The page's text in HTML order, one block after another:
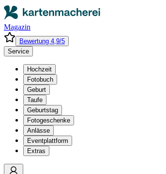
Magazin
Bewertung 4,9/5
Service
Hochzeit
Fotobuch
Geburt
Taufe
Geburtstag
Fotogeschenke
Anlässe
Eventplattform
Extras